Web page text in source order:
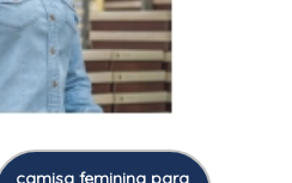
camisa feminina para